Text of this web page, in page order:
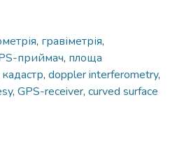
, гравіметрія,
приймач, площа
кадастр, doppler interferometry,
, GPS-receiver, curved surface